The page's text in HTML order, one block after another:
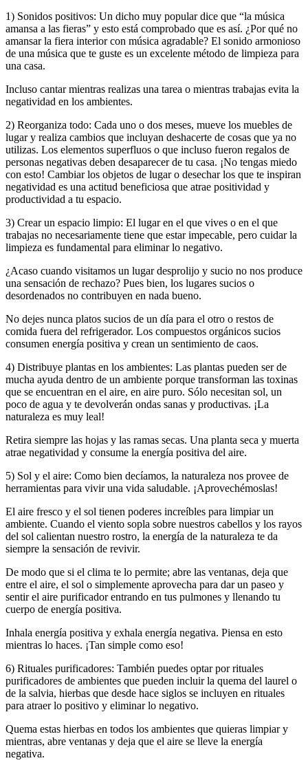
1) Sonidos positivos: Un dicho muy popular dice que “la música
amansa a las fieras” y esto está comprobado que es así. ¿Por qué no
amansar la fiera interior con música agradable? El sonido armonioso
de una música que te guste es un excelente método de limpieza para
una casa.
Incluso cantar mientras realizas una tarea o mientras trabajas evita la
negatividad en los ambientes.
2) Reorganiza todo: Cada uno o dos meses, mueve los muebles de
lugar y realiza cambios que incluyan deshacerte de cosas que ya no
utilizas. Los elementos superfluos o que incluso fueron regalos de
personas negativas deben desaparecer de tu casa. ¡No tengas miedo
con esto! Cambiar los objetos de lugar o desechar los que te inspiran
negatividad es una actitud beneficiosa que atrae positividad y
productividad a tu espacio.
3) Crear un espacio limpio: El lugar en el que vives o en el que
trabajas no necesariamente tiene que estar impecable, pero cuidar la
limpieza es fundamental para eliminar lo negativo.
¿Acaso cuando visitamos un lugar desprolijo y sucio no nos produce
una sensación de rechazo? Pues bien, los lugares sucios o
desordenados no contribuyen en nada bueno.
No dejes nunca platos sucios de un día para el otro o restos de
comida fuera del refrigerador. Los compuestos orgánicos sucios
consumen energía positiva y crean un sentimiento de caos.
4) Distribuye plantas en los ambientes: Las plantas pueden ser de
mucha ayuda dentro de un ambiente porque transforman las toxinas
que se encuentran en el aire, en aire puro. Sólo necesitan sol, un
poco de agua y te devolverán ondas sanas y productivas. ¡La
naturaleza es muy leal!
Retira siempre las hojas y las ramas secas. Una planta seca y muerta
atrae negatividad y consume la energía positiva del aire.
5) Sol y el aire: Como bien decíamos, la naturaleza nos provee de
herramientas para vivir una vida saludable. ¡Aprovechémoslas!
El aire fresco y el sol tienen poderes increíbles para limpiar un
ambiente. Cuando el viento sopla sobre nuestros cabellos y los rayos
del sol calientan nuestro rostro, la energía de la naturaleza te da
siempre la sensación de revivir.
De modo que si el clima te lo permite; abre las ventanas, deja que
entre el aire, el sol o simplemente aprovecha para dar un paseo y
sentir el aire purificador entrando en tus pulmones y llenando tu
cuerpo de energía positiva.
Inhala energía positiva y exhala energía negativa. Piensa en esto
mientras lo haces. ¡Tan simple como eso!
6) Rituales purificadores: También puedes optar por rituales
purificadores de ambientes que pueden incluir la quema del laurel o
de la salvia, hierbas que desde hace siglos se incluyen en rituales
para atraer lo positivo y eliminar lo negativo.
Quema estas hierbas en todos los ambientes que quieras limpiar y
mientras, abre ventanas y deja que el aire se lleve la energía
negativa.